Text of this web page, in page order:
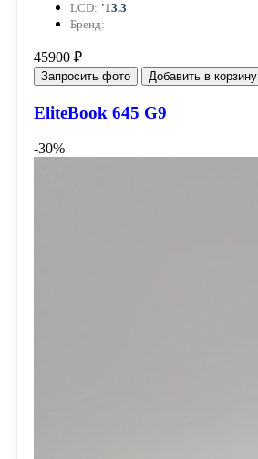
LCD: '13.3
Бренд: —
45900 ₽
Запросить фото Добавить в корзину
EliteBook 645 G9
-30%